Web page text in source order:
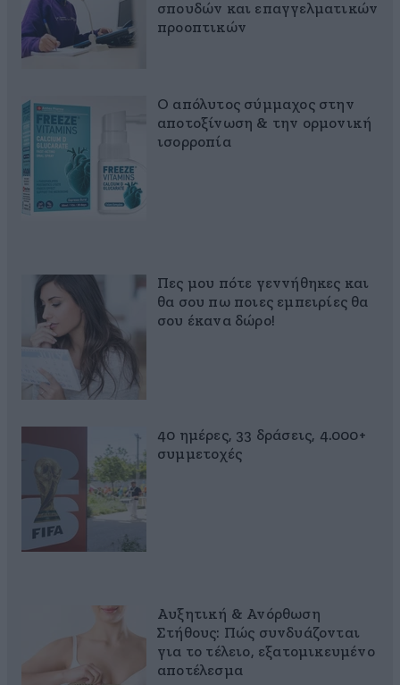
σπουδών και επαγγελματικών
προοπτικών
Ο απόλυτος σύμμαχος στην
αποτοξίνωση & την ορμονική
ισορροπία
Πες μου πότε γεννήθηκες και
θα σου πω ποιες εμπειρίες θα
σου έκανα δώρο!
40 ημέρες, 33 δράσεις, 4.000+
συμμετοχές
Αυξητική & Ανόρθωση
Στήθους: Πώς συνδυάζονται
για το τέλειο, εξατομικευμένο
αποτέλεσμα